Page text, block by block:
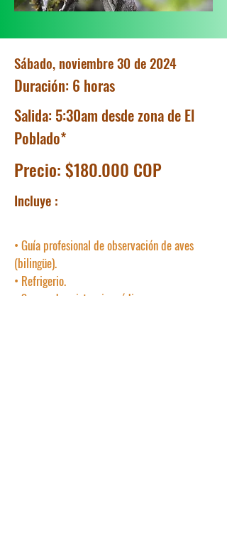
Sábado, noviembre 30 de 2024
Duración: 6 horas
Salida: 5:30am desde zona de El
Poblado*
Precio: $180.000 COP
Incluye :
• Guía profesional de observación de aves
(bilingüe).
• Refrigerio.
• Seguro de asistencia médica.